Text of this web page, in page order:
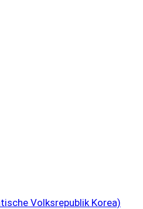
Volksrepublik Korea)